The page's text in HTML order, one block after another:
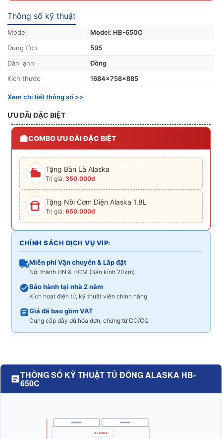
Thông số kỹ thuật
Model
Model: HB-650C
Dung tích
595
Dàn lạnh
Đồng
Kích thước
1684x758x885
Xem chi tiết thông số >>
ƯU ĐÃI ĐẶC BIỆT
COMBO ƯU ĐÃI ĐẶC BIỆT
Tặng Bàn Là Alaska
Trị giá: 350.000đ
Tặng Nồi Cơm Điện Alaska 1.8L
Trị giá: 650.000đ
CHÍNH SÁCH DỊCH VỤ VIP:
Miễn phí Vận chuyển & Lắp đặt
Nội thành HN & HCM (Bán kính 20km)
Bảo hành tại nhà 2 năm
Kích hoạt điện tử, kỹ thuật viên chính hãng
Giá đã bao gồm VAT
Cung cấp đầy đủ hóa đơn, chứng từ CO/CQ
THÔNG SỐ KỸ THUẬT TỦ ĐÔNG ALASKA HB-
650C
ALASKA